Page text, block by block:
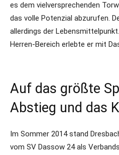
es dem vielversprechenden
das volle Potenzial abzurufen.
allerdings der
Herren-Bereich erlebte er mit
Auf das größte
Abstieg und das
Im Sommer 2014 stand
vom SV Dassow 24 als